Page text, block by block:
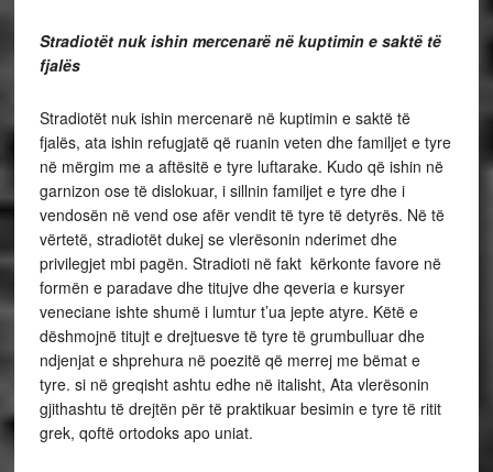
Stradiotët nuk ishin mercenarë në kuptimin e saktë të
fjalës
Stradiotët nuk ishin mercenarë në kuptimin e saktë të
fjalës, ata ishin refugjatë që ruanin veten dhe familjet e tyre
në mërgim me a aftësitë e tyre luftarake. Kudo që ishin në
garnizon ose të dislokuar, i sillnin familjet e tyre dhe i
vendosën në vend ose afër vendit të tyre të detyrës. Në të
vërtetë, stradiotët dukej se vlerësonin nderimet dhe
privilegjet mbi pagën. Stradioti në fakt kërkonte favore në
formën e paradave dhe titujve dhe qeveria e kursyer
veneciane ishte shumë i lumtur t’ua jepte atyre. Këtë e
dëshmojnë titujt e drejtuesve të tyre të grumbulluar dhe
ndjenjat e shprehura në poezitë që merrej me bëmat e
tyre. si në greqisht ashtu edhe në italisht, Ata vlerësonin
gjithashtu të drejtën për të praktikuar besimin e tyre të ritit
grek, qoftë ortodoks apo uniat.